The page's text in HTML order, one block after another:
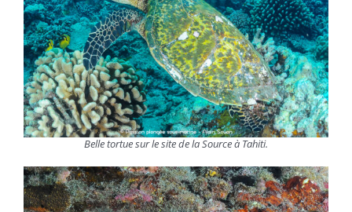
Belle tortue sur le site de la Source à Tahiti.